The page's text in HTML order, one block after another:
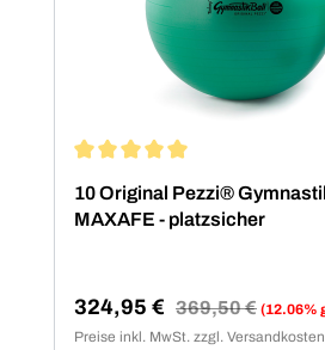
10 Original Pezzi®
MAXAFE - platzsicher
Verkaufspreis:
324,95 € Regulärer Preis:
369,50 € (12.06%
Preise inkl. MwSt. zzgl. Versandkosten